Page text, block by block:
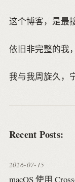
这个博客，是最
依旧非完整的我，
我与我周旋久，
Recent Posts:
2026-07-15
macOS 使用